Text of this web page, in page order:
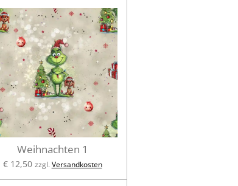
Weihnachten 1
€ 12,50 zzgl. Versandkosten